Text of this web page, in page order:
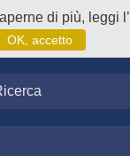
di più, leggi l’
OK, accetto